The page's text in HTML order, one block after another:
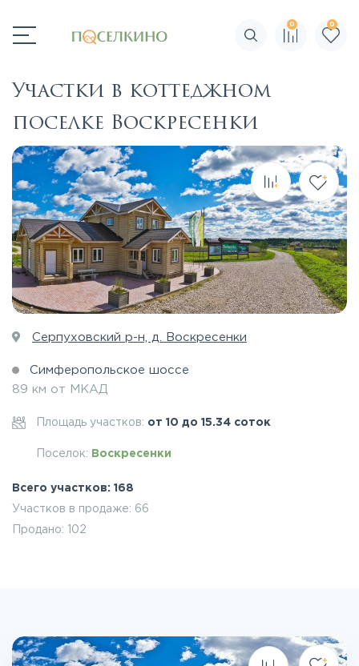
Поиск по сайту
0 0
Участки в коттеджном
поселке Воскресенки
Серпуховский р-н, д. Воскресенки
Симферопольское шоссе
89 км от МКАД
Площадь участков: от 10 до 15.34 соток
Поселок: Воскресенки
Всего участков: 168
Участков в продаже: 66
Продано: 102